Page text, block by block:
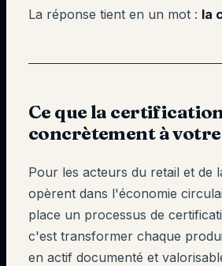
La réponse tient en un mot : la
Ce que la
concrètement à
Pour les acteurs du retail et de
opèrent dans l'économie
place un processus de
c'est transformer chaque
en actif documenté et